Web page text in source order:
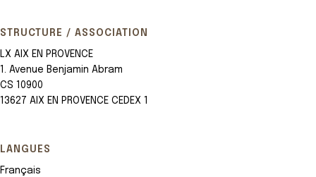
STRUCTURE / ASSOCIATION
LX AIX EN PROVENCE
1. Avenue Benjamin Abram
CS 10900
13627 AIX EN PROVENCE CEDEX 1
LANGUES
Français